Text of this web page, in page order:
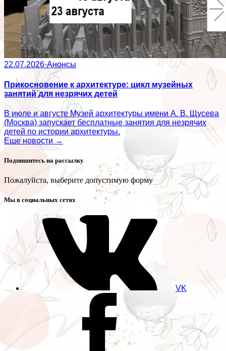
22.07.2026·Анонсы
Прикосновение к архитектуре: цикл музейных
занятий для незрячих детей
В июле и августе Музей архитектуры имени А. В. Щусева
(Москва) запускает бесплатные занятия для незрячих
детей по истории архитектуры.
Еще новости →
Подпишитесь на рассылку
Пожалуйста, выберите допустимую форму
Мы в социальных сетях
VK